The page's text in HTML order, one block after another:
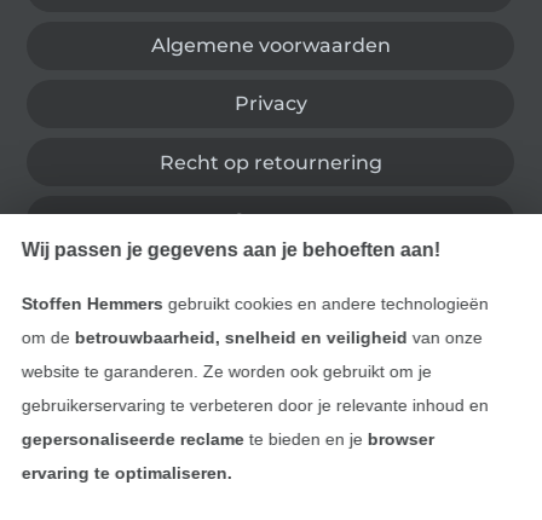
Algemene voorwaarden
Privacy
Recht op retournering
Contact
Vind meer inspiratie
Wij passen je gegevens aan je behoeften aan!
Stoffen Hemmers gebruikt cookies en andere technologieën
om de betrouwbaarheid, snelheid en veiligheid van onze
website te garanderen. Ze worden ook gebruikt om je
gebruikerservaring te verbeteren door je relevante inhoud en
gepersonaliseerde reclamete bieden en je browser
ervaring te optimaliseren.